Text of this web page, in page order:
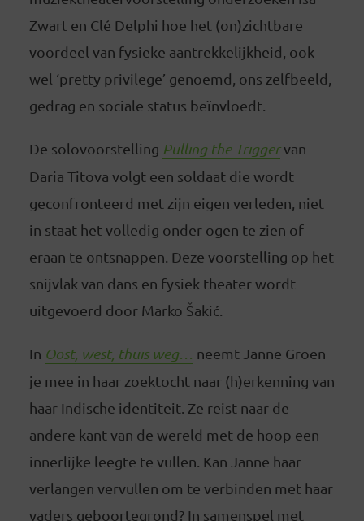
Zwart en Clé Delphi hoe het (on)zichtbare
voordeel van fysieke aantrekkelijkheid, ook
wel ‘pretty privilege’ genoemd, ons zelfbeeld,
gedrag en sociale status beïnvloedt.
De solovoorstelling Pulling the Triggervan
Daria Titova volgt een soldaat die wordt
geconfronteerd met zijn eigen verleden, niet
in staat het volledig onder ogen te zien of
eraan te ontsnappen. Deze voorstelling op het
snijvlak van dans en fysiek theater wordt
uitgevoerd door Marko Šakić.
In Oost, west, thuis weg… neemt Janne Groen
je mee in haar zoektocht naar (h)erkenning van
haar Indische identiteit. Ze reist naar de
andere kant van de wereld met de hoop een
innerlijke leegte te vullen. Kan Janne haar
verlangen vervullen om te verbinden met haar
vaders geboortegrond? In samenspel met